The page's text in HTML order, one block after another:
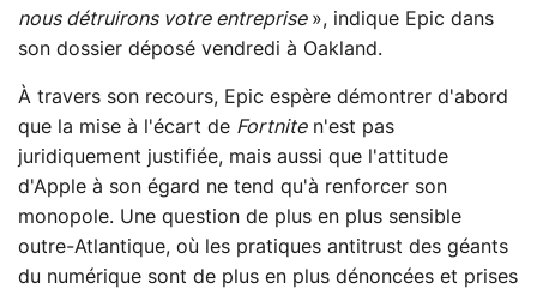
nous détruirons votre entreprise », indique Epic dans
son dossier déposé vendredi à Oakland.
À travers son recours, Epic espère démontrer d'abord
que la mise à l'écart de Fortniten'est pas
juridiquement justifiée, mais aussi que l'attitude
d'Apple à son égard ne tend qu'à renforcer son
monopole. Une question de plus en plus sensible
outre-Atlantique, où les pratiques antitrust des géants
du numérique sont de plus en plus dénoncées et prises